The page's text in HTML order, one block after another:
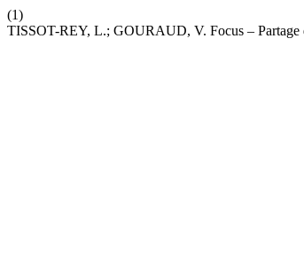
(1)
TISSOT-REY, L.; GOURAUD, V. Focus – Partage